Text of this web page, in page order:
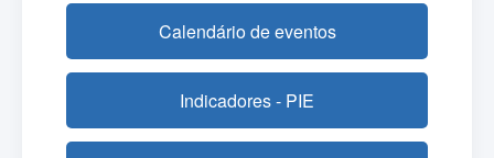
Calendário de eventos
Indicadores - PIE